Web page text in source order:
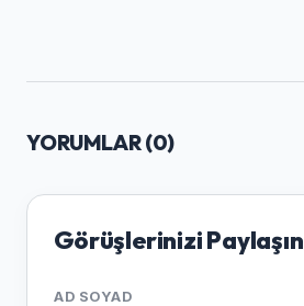
YORUMLAR (0)
Görüşlerinizi Paylaşın
AD SOYAD